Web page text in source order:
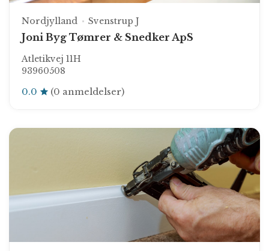
Nordjylland Svenstrup J
Joni Byg Tømrer & Snedker ApS
Atletikvej 11H
93960508
0.0 (0 anmeldelser)